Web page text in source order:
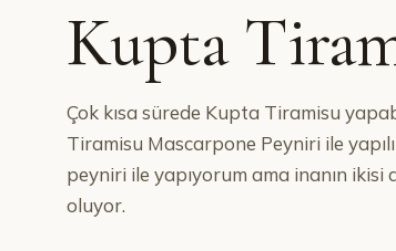
Kupta
Çok kısa sürede Kupta Tiramisu
Tiramisu Mascarpone Peyniri ile
peyniri ile yapıyorum ama inanın ikisi
oluyor.